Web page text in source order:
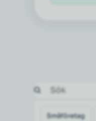
Småföretag